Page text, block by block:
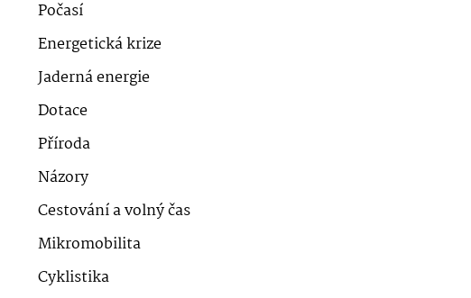
Počasí
Energetická krize
Jaderná energie
Dotace
Příroda
Názory
Cestování a volný čas
Mikromobilita
Cyklistika